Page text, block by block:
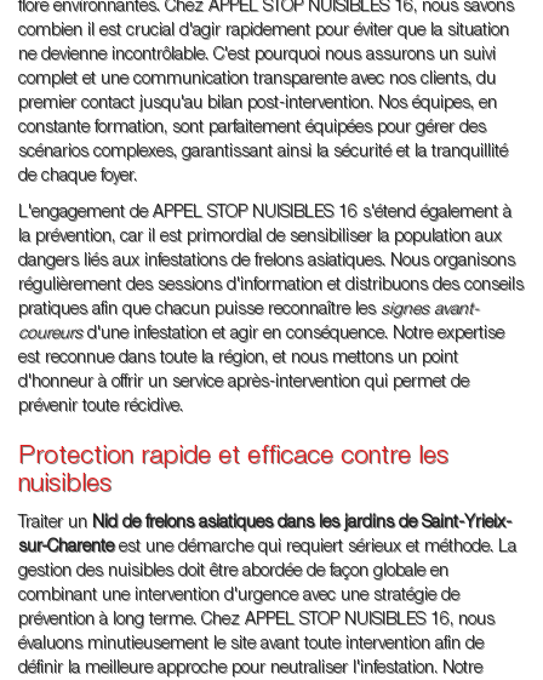
flore environnantes. Chez APPEL STOP NUISIBLES 16, nous savons
combien il est crucial d'agir rapidement pour éviter que la situation
ne devienne incontrôlable. C'est pourquoi nous assurons un suivi
complet et une communication transparente avec nos clients, du
premier contact jusqu'au bilan post-intervention. Nos équipes, en
constante formation, sont parfaitement équipées pour gérer des
scénarios complexes, garantissant ainsi la sécurité et la tranquillité
de chaque foyer.
L'engagement de APPEL STOP NUISIBLES 16 s'étend également à
la prévention, car il est primordial de sensibiliser la population aux
dangers liés aux infestations de frelons asiatiques. Nous organisons
régulièrement des sessions d'information et distribuons des conseils
pratiques afin que chacun puisse reconnaître les signes avant-
coureursd'une infestation et agir en conséquence. Notre expertise
est reconnue dans toute la région, et nous mettons un point
d'honneur à offrir un service après-intervention qui permet de
prévenir toute récidive.
Protection rapide et efficace contre les
nuisibles
Traiter un Nid de frelons asiatiques dans les jardins de Saint-Yrieix-
sur-Charenteest une démarche qui requiert sérieux et méthode. La
gestion des nuisibles doit être abordée de façon globale en
combinant une intervention d'urgence avec une stratégie de
prévention à long terme. Chez APPEL STOP NUISIBLES 16, nous
évaluons minutieusement le site avant toute intervention afin de
définir la meilleure approche pour neutraliser l'infestation. Notre